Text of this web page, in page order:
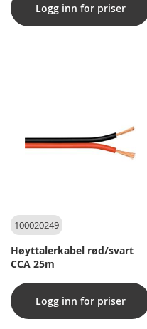
Logg inn for priser
100020249
Høyttalerkabel rød/svart
CCA 25m
Logg inn for priser